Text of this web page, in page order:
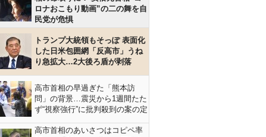
ロナおこもり動画”の二の舞を自
民党が危惧
トランプ大統領もそっぽ 表面化
した日米包囲網「反高市」うね
り急拡大…2大後ろ盾が剥落
高市首相の早過ぎた「熊本訪
問」の背景…震災から1週間たた
ず“視察強行”に批判殺到の案の定
高市首相のあいさつはコピペ率